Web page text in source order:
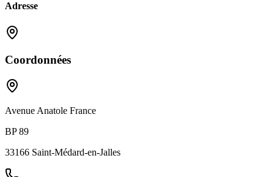
Adresse
Coordonnées
Avenue Anatole France
BP 89
33166 Saint-Médard-en-Jalles